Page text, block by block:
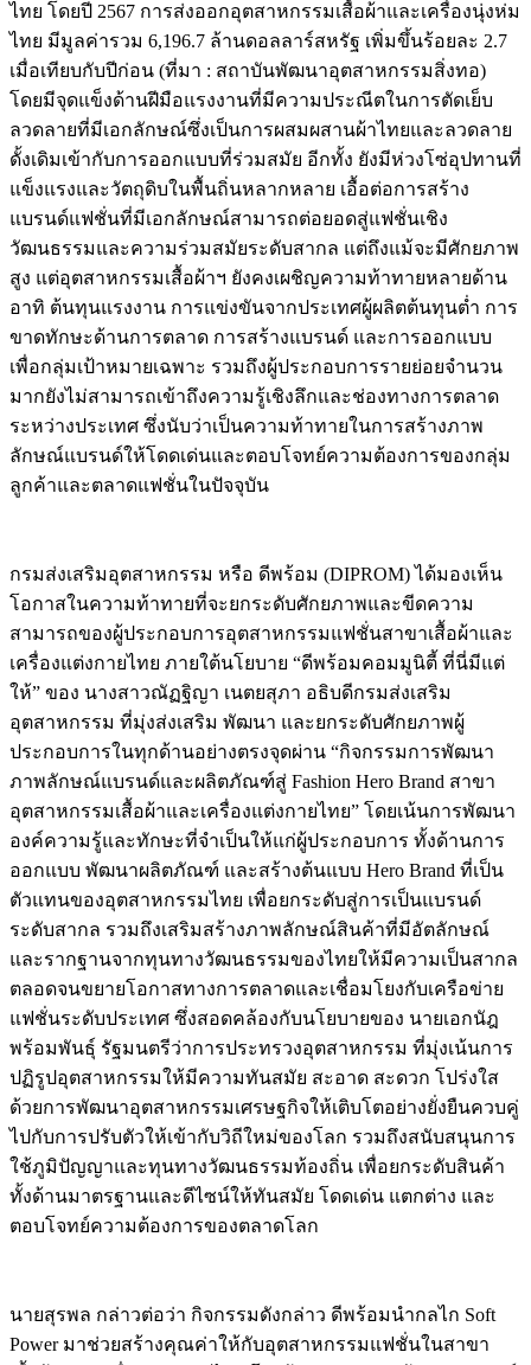
ไทย โดยปี 2567 การส่งออกอุตสาหกรรมเสื้อผ้าและเครื่องนุ่งห่ม
ไทย มีมูลค่ารวม 6,196.7 ล้านดอลลาร์สหรัฐ เพิ่มขึ้นร้อยละ 2.7
เมื่อเทียบกับปีก่อน (ที่มา : สถาบันพัฒนาอุตสาหกรรมสิ่งทอ)
โดยมีจุดแข็งด้านฝีมือแรงงานที่มีความประณีตในการตัดเย็บ
ลวดลายที่มีเอกลักษณ์ซึ่งเป็นการผสมผสานผ้าไทยและลวดลาย
ดั้งเดิมเข้ากับการออกแบบที่ร่วมสมัย อีกทั้ง ยังมีห่วงโซ่อุปทานที่
แข็งแรงและวัตถุดิบในพื้นถิ่นหลากหลาย เอื้อต่อการสร้าง
แบรนด์แฟชั่นที่มีเอกลักษณ์สามารถต่อยอดสู่แฟชั่นเชิง
วัฒนธรรมและความร่วมสมัยระดับสากล แต่ถึงแม้จะมีศักยภาพ
สูง แต่อุตสาหกรรมเสื้อผ้าฯ ยังคงเผชิญความท้าทายหลายด้าน
อาทิ ต้นทุนแรงงาน การแข่งขันจากประเทศผู้ผลิตต้นทุนต่ำ การ
ขาดทักษะด้านการตลาด การสร้างแบรนด์ และการออกแบบ
เพื่อกลุ่มเป้าหมายเฉพาะ รวมถึงผู้ประกอบการรายย่อยจำนวน
มากยังไม่สามารถเข้าถึงความรู้เชิงลึกและช่องทางการตลาด
ระหว่างประเทศ ซึ่งนับว่าเป็นความท้าทายในการสร้างภาพ
ลักษณ์แบรนด์ให้โดดเด่นและตอบโจทย์ความต้องการของกลุ่ม
ลูกค้าและตลาดแฟชั่นในปัจจุบัน
กรมส่งเสริมอุตสาหกรรม หรือ ดีพร้อม (DIPROM) ได้มองเห็น
โอกาสในความท้าทายที่จะยกระดับศักยภาพและขีดความ
สามารถของผู้ประกอบการอุตสาหกรรมแฟชั่นสาขาเสื้อผ้าและ
เครื่องแต่งกายไทย ภายใต้นโยบาย “ดีพร้อมคอมมูนิตี้ ที่นี่มีแต่
ให้” ของ นางสาวณัฏฐิญา เนตยสุภา อธิบดีกรมส่งเสริม
อุตสาหกรรม ที่มุ่งส่งเสริม พัฒนา และยกระดับศักยภาพผู้
ประกอบการในทุกด้านอย่างตรงจุดผ่าน “กิจกรรมการพัฒนา
ภาพลักษณ์แบรนด์และผลิตภัณฑ์สู่ Fashion Hero Brand สาขา
อุตสาหกรรมเสื้อผ้าและเครื่องแต่งกายไทย” โดยเน้นการพัฒนา
องค์ความรู้และทักษะที่จำเป็นให้แก่ผู้ประกอบการ ทั้งด้านการ
ออกแบบ พัฒนาผลิตภัณฑ์ และสร้างต้นแบบ Hero Brand ที่เป็น
ตัวแทนของอุตสาหกรรมไทย เพื่อยกระดับสู่การเป็นแบรนด์
ระดับสากล รวมถึงเสริมสร้างภาพลักษณ์สินค้าที่มีอัตลักษณ์
และรากฐานจากทุนทางวัฒนธรรมของไทยให้มีความเป็นสากล
ตลอดจนขยายโอกาสทางการตลาดและเชื่อมโยงกับเครือข่าย
แฟชั่นระดับประเทศ ซึ่งสอดคล้องกับนโยบายของ นายเอกนัฎ
พร้อมพันธุ์ รัฐมนตรีว่าการประทรวงอุตสาหกรรม ที่มุ่งเน้นการ
ปฏิรูปอุตสาหกรรมให้มีความทันสมัย สะอาด สะดวก โปร่งใส
ด้วยการพัฒนาอุตสาหกรรมเศรษฐกิจให้เติบโตอย่างยั่งยืนควบคู่
ไปกับการปรับตัวให้เข้ากับวิถีใหม่ของโลก รวมถึงสนับสนุนการ
ใช้ภูมิปัญญาและทุนทางวัฒนธรรมท้องถิ่น เพื่อยกระดับสินค้า
ทั้งด้านมาตรฐานและดีไซน์ให้ทันสมัย โดดเด่น แตกต่าง และ
ตอบโจทย์ความต้องการของตลาดโลก
นายสุรพล กล่าวต่อว่า กิจกรรมดังกล่าว ดีพร้อมนำกลไก Soft
Power มาช่วยสร้างคุณค่าให้กับอุตสาหกรรมแฟชั่นในสาขา